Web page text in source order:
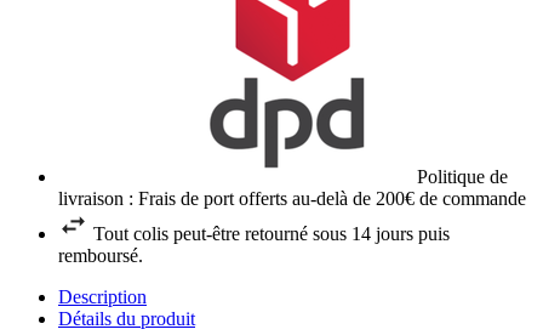
Politique de
livraison : Frais de port offerts au-delà de 200€ de commande
Tout colis peut-être retourné sous 14 jours puis
remboursé.
Description
Détails du produit